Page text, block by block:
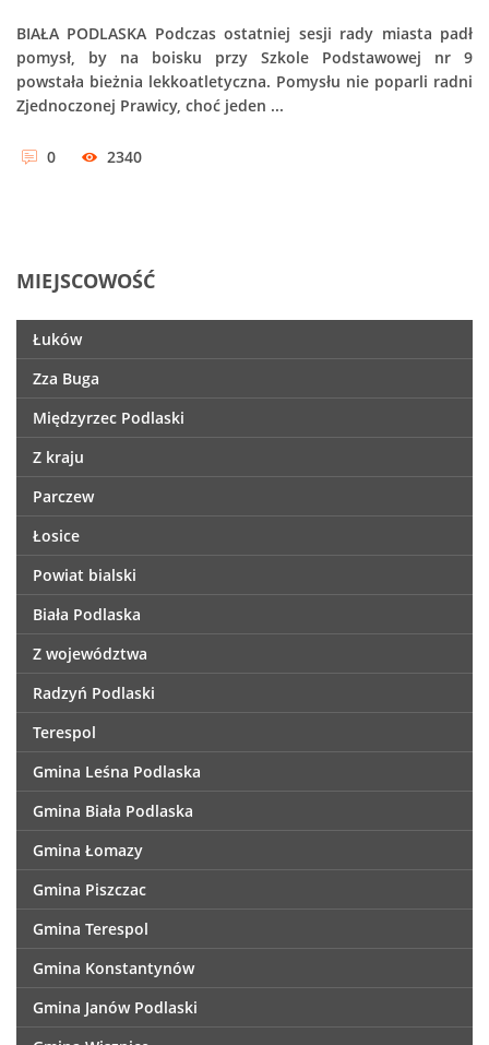
BIAŁA PODLASKA Podczas ostatniej sesji rady miasta padł
pomysł, by na boisku przy Szkole Podstawowej nr 9
powstała bieżnia lekkoatletyczna. Pomysłu nie poparli radni
Zjednoczonej Prawicy, choć jeden ...
0 2340
MIEJSCOWOŚĆ
Łuków
Zza Buga
Międzyrzec Podlaski
Z kraju
Parczew
Łosice
Powiat bialski
Biała Podlaska
Z województwa
Radzyń Podlaski
Terespol
Gmina Leśna Podlaska
Gmina Biała Podlaska
Gmina Łomazy
Gmina Piszczac
Gmina Terespol
Gmina Konstantynów
Gmina Janów Podlaski